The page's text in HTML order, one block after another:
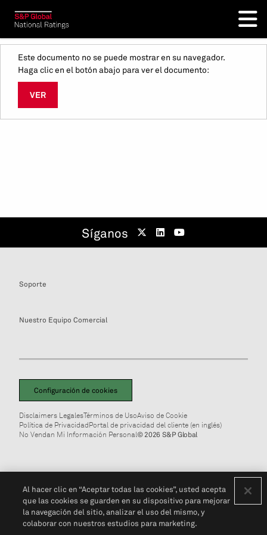
Este documento no se puede mostrar en su navegador.
Haga clic en el botón abajo para ver el documento:
VER
Síganos
Soporte
Nuestro Equipo Comercial
Configuración de cookies
Disclaimers LegalesTérminos de UsoAviso de Cookie
Política de PrivacidadPortal de privacidad del cliente (en inglés)
No Vendan Mi Información Personal© 2026 S&P Global
Al hacer clic en “Aceptar todas las cookies”, usted acepta
que las cookies se guarden en su dispositivo para mejorar
la navegación del sitio, analizar el uso del mismo, y
colaborar con nuestros estudios para marketing.